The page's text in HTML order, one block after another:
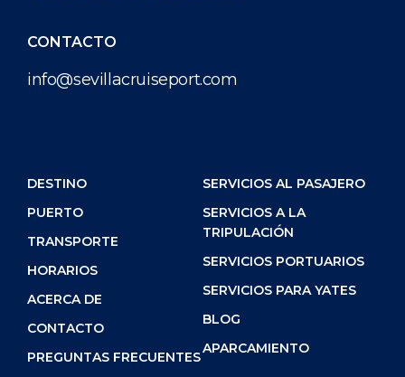
CONTACTO
info@sevillacruiseport.com
DESTINO
PUERTO
TRANSPORTE
HORARIOS
ACERCA DE
CONTACTO
PREGUNTAS FRECUENTES
SERVICIOS AL PASAJERO
SERVICIOS A LA
TRIPULACIÓN
SERVICIOS PORTUARIOS
SERVICIOS PARA YATES
BLOG
APARCAMIENTO